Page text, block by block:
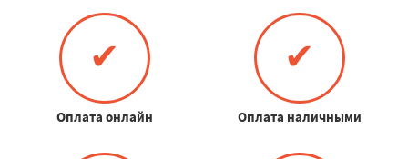
✔
Оплата онлайн
✔
Оплата наличными